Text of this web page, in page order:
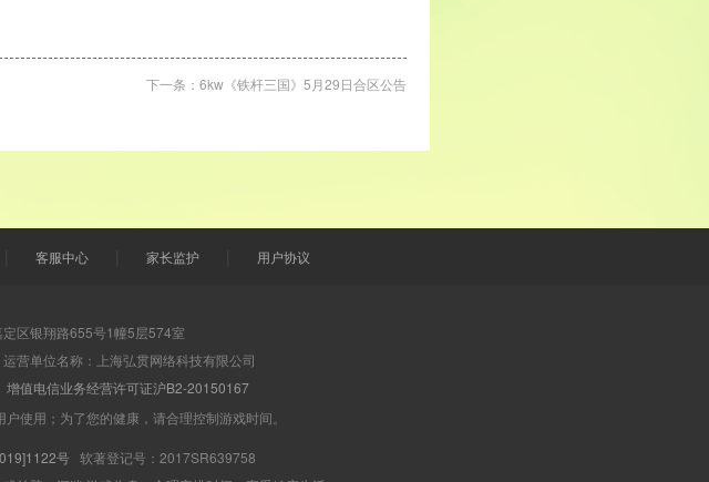
下一条： 6kw《铁杆三国》5月29日合区公告
客服中心 家长监护 用户协议
区银翔路655号1幢5层574室
营单位名称：上海弘贯网络科技有限公司
增值电信业务经营许可证沪B2-20150167
使用；为了您的健康，请合理控制游戏时间。
号 软著登记号：2017SR639758